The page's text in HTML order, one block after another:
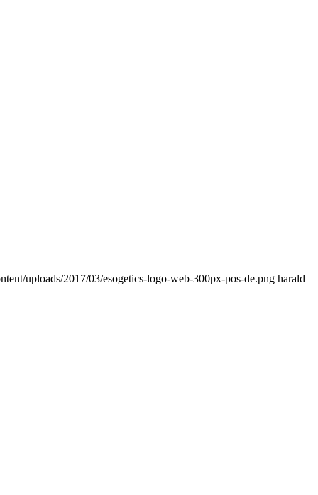
uploads/2017/03/esogetics-logo-web-300px-pos-de.png harald